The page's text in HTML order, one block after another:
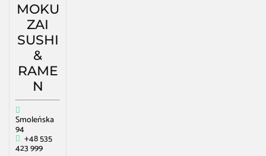
MOKU
ZAI
SUSHI
&
RAME
N
Smoleńska
94
+48 535
423 999